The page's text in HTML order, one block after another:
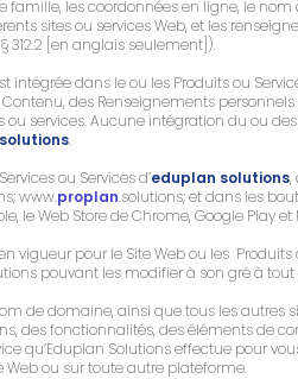
les coordonnées en ligne, le
sites ou services Web, et les
312.2 [en anglais seulement]).
dans le ou les Produits ou
des Renseignements
services. Aucune intégration du ou
.
ou Services d’eduplan solutions,
www.proplan.solutions; et dans les
le Web Store de Chrome, Google Play et
pour le Site Web ou les Produits
pouvant les modifier à son gré à
de domaine, ainsi que tous les
des fonctionnalités, des éléments de
qu’Eduplan Solutions effectue pour
Web ou sur toute autre plateforme.